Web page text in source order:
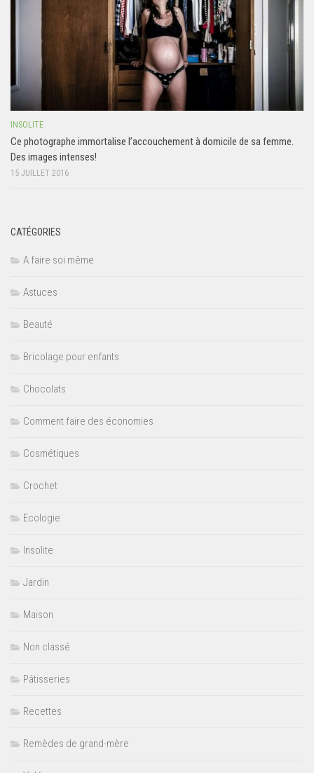
INSOLITE
Ce photographe immortalise l’accouchement à domicile de sa femme.
Des images intenses!
15 JUILLET 2016
CATÉGORIES
A faire soi même
Astuces
Beauté
Bricolage pour enfants
Chocolats
Comment faire des économies
Cosmétiques
Crochet
Ecologie
Insolite
Jardin
Maison
Non classé
Pâtisseries
Recettes
Remèdes de grand-mère